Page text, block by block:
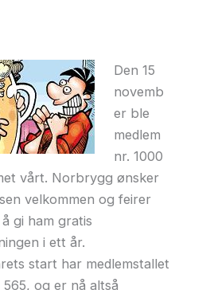
Den 15
novemb
er ble
medlem
nr. 1000
vårt. Norbrygg ønsker
velkommen og feirer
gi ham gratis
i ett år.
start har medlemstallet
og er nå altså